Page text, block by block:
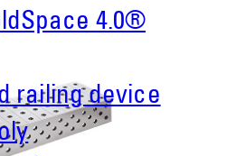
4.0®
railing device